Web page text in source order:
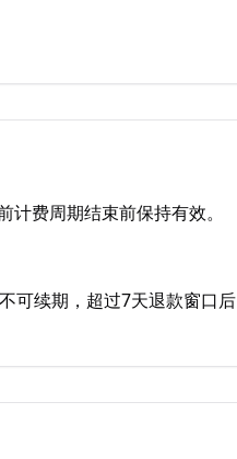
费周期结束前保持有效。
可续期，超过7天退款窗口后